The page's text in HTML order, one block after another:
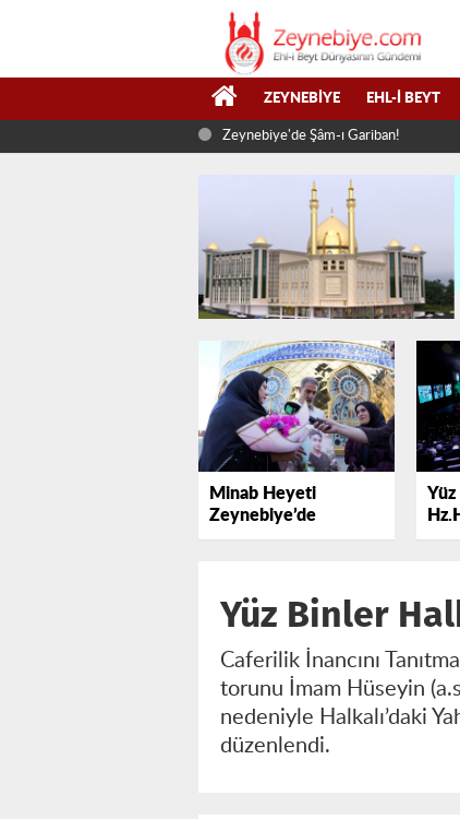
ZEYNEBIYE EHL-I BEYT
Zeynebiye'de Şâm-ı Gariban!
Minab Heyeti
Zeynebiye’de
Yüz
Yüz Binler
Caferilik İnancını
torunu İmam Hüseyin
nedeniyle Halkalı’daki
düzenlendi.